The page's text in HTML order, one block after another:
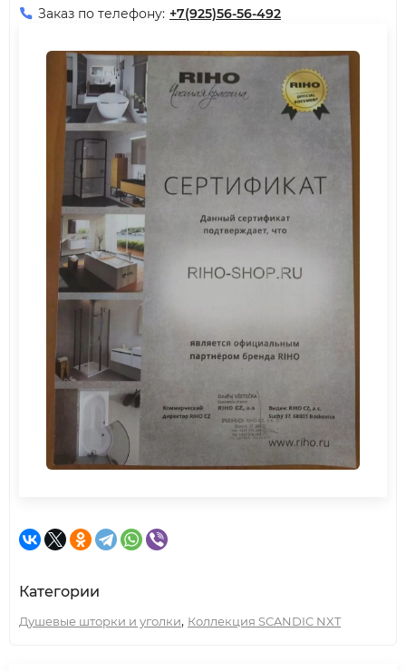
Заказ по телефону: +7(925)56-56-492
Категории
Душевые шторки и уголки, Коллекция SCANDIC NXT